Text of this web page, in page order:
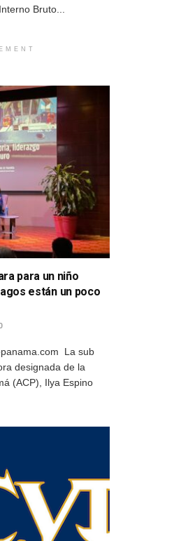
Bruto...
para un niño
están un poco
La sub
designada de la
(ACP), Ilya Espino